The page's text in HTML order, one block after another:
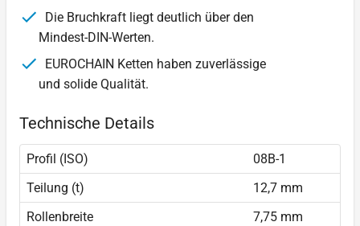
Die Bruchkraft liegt deutlich über den
Mindest-DIN-Werten.
EUROCHAIN Ketten haben zuverlässige
und solide Qualität.
Technische Details
Profil (ISO)
08B-1
Teilung (t)
12,7 mm
Rollenbreite
7,75 mm